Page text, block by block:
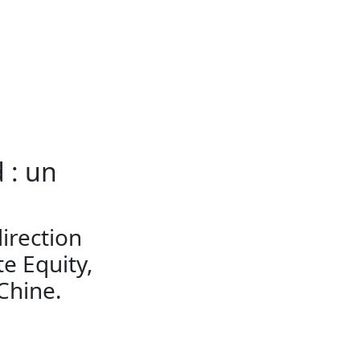
: un
Equity,